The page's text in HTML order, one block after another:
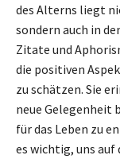
des Alterns liegt
sondern auch in
Zitate und
die positiven
zu schätzen. Sie
neue Gelegenheit
für das Leben zu
es wichtig, uns